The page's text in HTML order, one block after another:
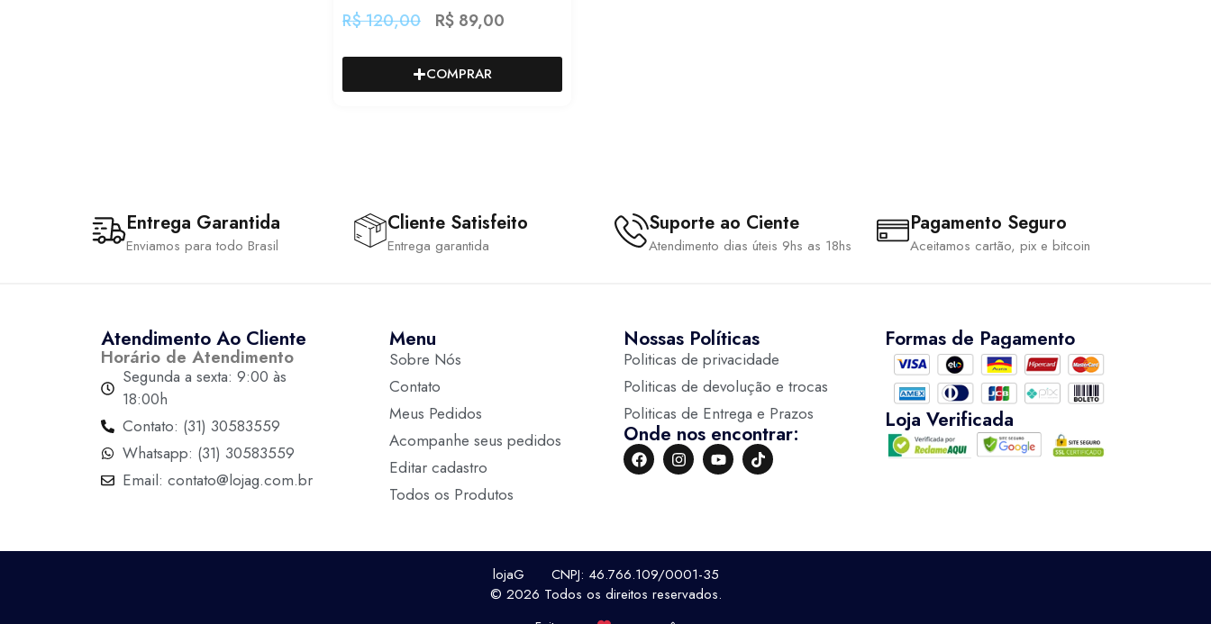
R$120,00 R$ 89,00
COMPRAR
Entrega Garantida
Enviamos para todo Brasil
Cliente Satisfeito
Entrega garantida
Suporte ao Ciente
Atendimento dias úteis 9hs as 18hs
Pagamento Seguro
Aceitamos cartão, pix e bitcoin
Atendimento Ao Cliente
Horário de Atendimento
Segunda a sexta: 9:00 às
18:00h
Contato: (31) 30583559
Whatsapp: (31) 30583559
Email: contato@lojag.com.br
Menu
Sobre Nós
Contato
Meus Pedidos
Acompanhe seus pedidos
Editar cadastro
Todos os Produtos
Nossas Políticas
Politicas de privacidade
Politicas de devolução e trocas
Politicas de Entrega e Prazos
Onde nos encontrar:
Formas de Pagamento
Loja Verificada
lojaG CNPJ: 46.766.109/0001-35
© 2026 Todos os direitos reservados.